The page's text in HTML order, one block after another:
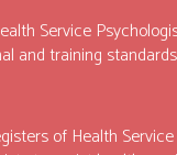
Service
and training
of Health Service